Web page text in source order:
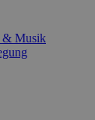
& Musik